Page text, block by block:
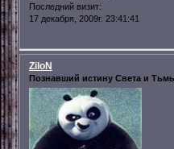
Последний визит:
17 декабря, 2009г. 23:41:41
ZiloN
Познавший истину Света и